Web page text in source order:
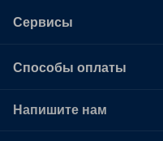
Сервисы
Способы оплаты
Напишите нам